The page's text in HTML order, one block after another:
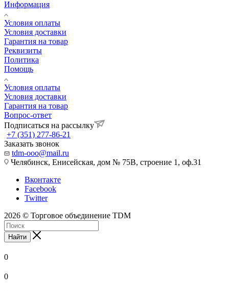
Информация
Условия оплаты
Условия доставки
Гарантия на товар
Реквизиты
Политика
Помощь
Условия оплаты
Условия доставки
Гарантия на товар
Вопрос-ответ
Подписаться на рассылку
+7 (351) 277-86-21
Заказать звонок
tdm-ooo@mail.ru
Челябинск, Енисейская, дом № 75В, строение 1, оф.31
Вконтакте
Facebook
Twitter
2026 © Торговое объединение TDM
Найти
0
0